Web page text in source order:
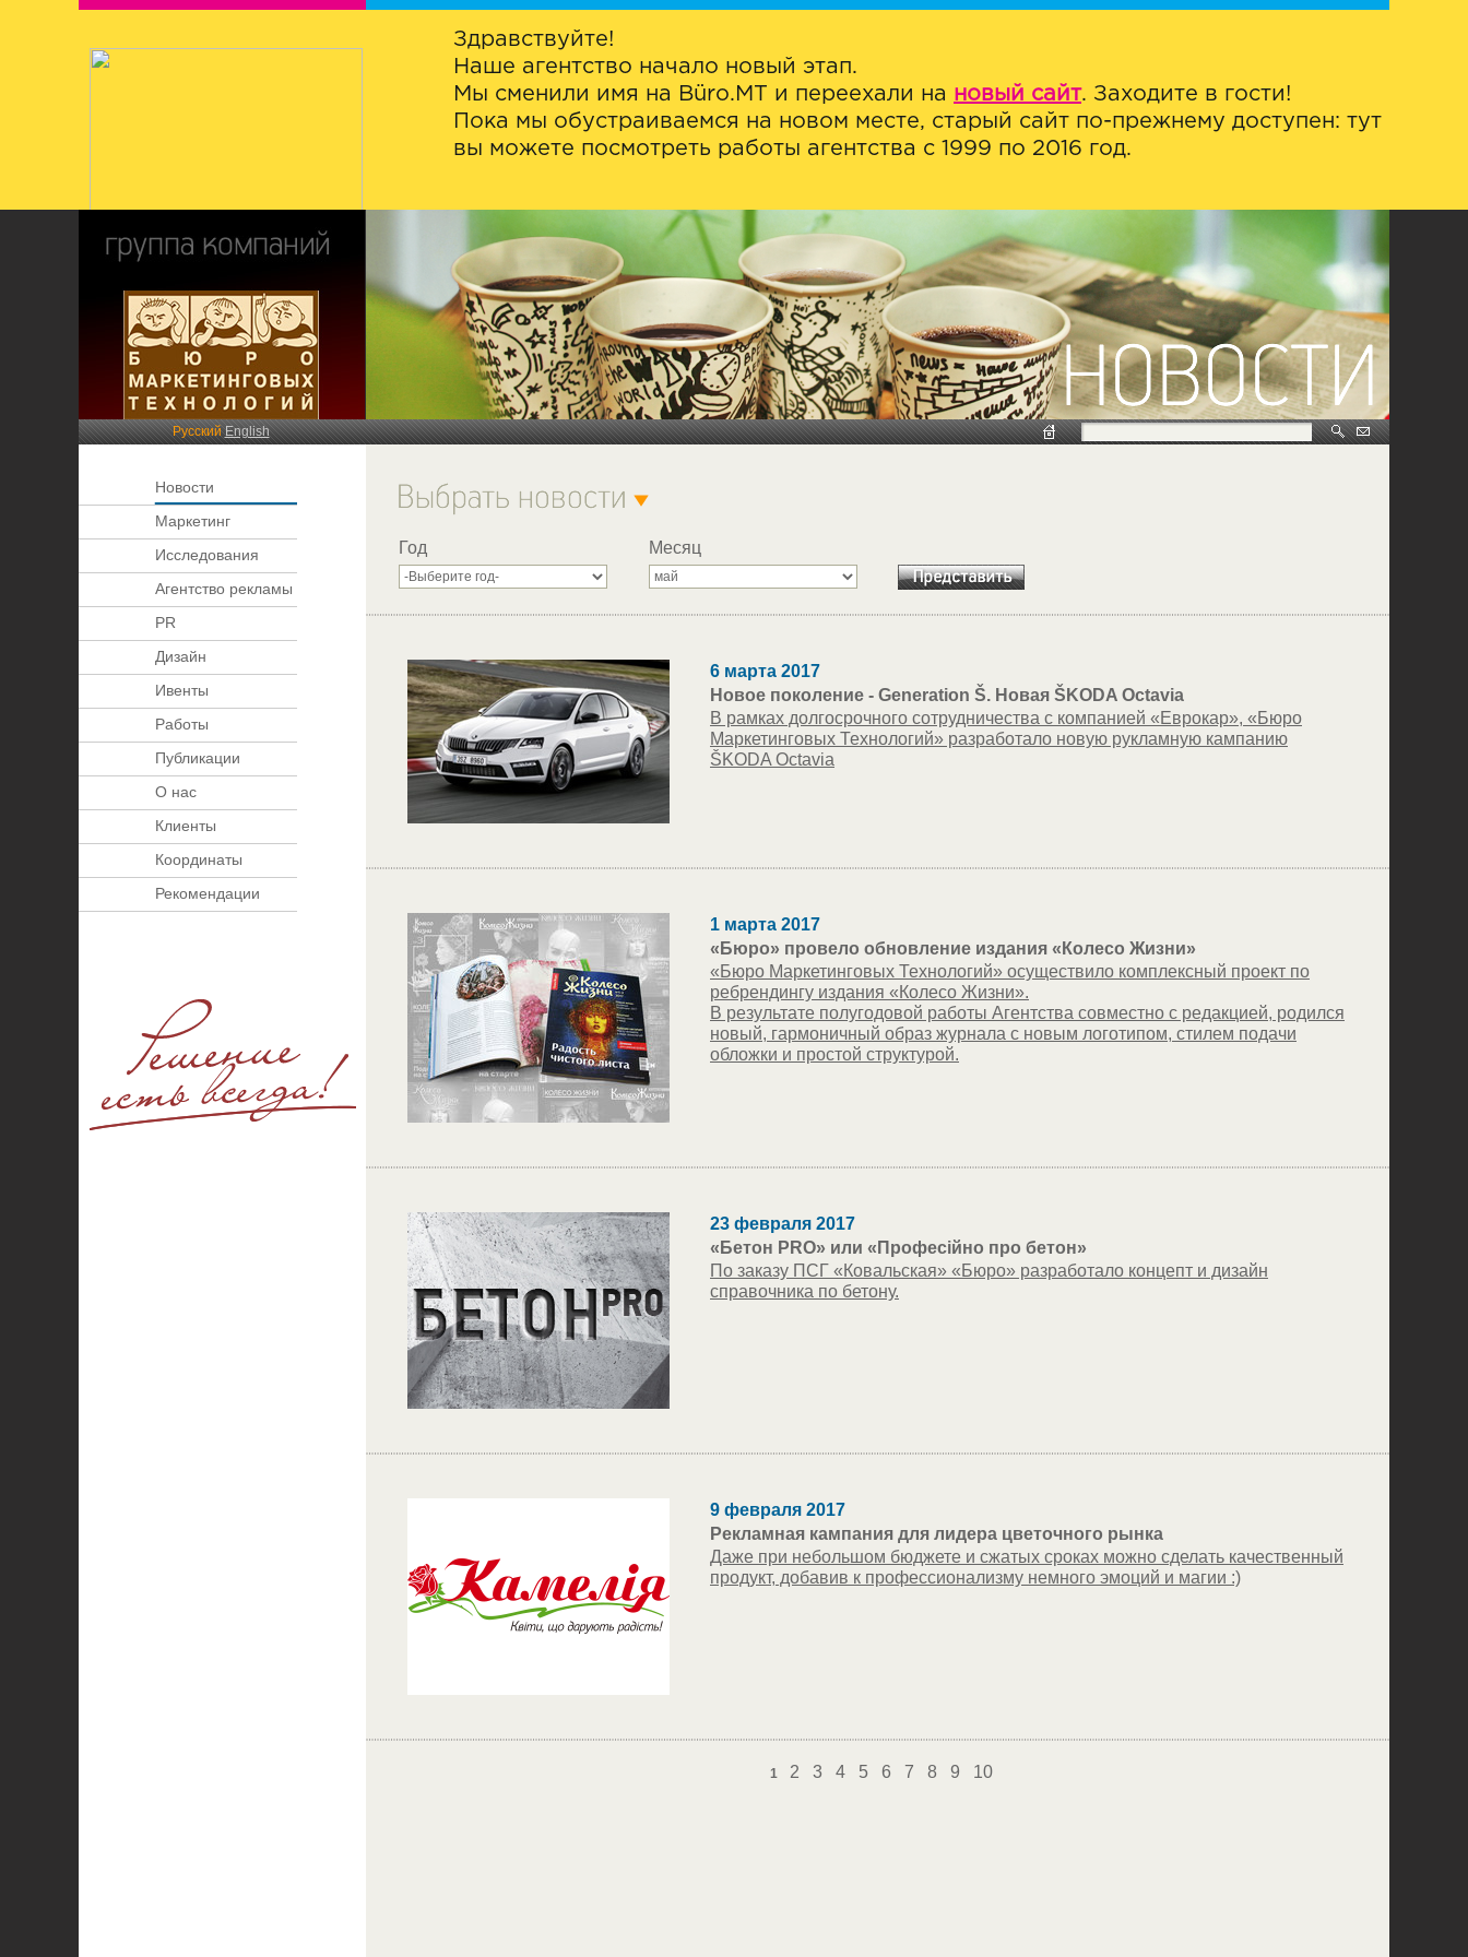
Здравствуйте!
Наше агентство начало новый этап.
Мы сменили имя на Büro.MT и переехали на новый сайт. Заходите в гости!
Пока мы обустраиваемся на новом месте, старый сайт по-прежнему доступен: тут
вы можете посмотреть работы агентства с 1999 по 2016 год.
РусскийEnglish
Новости
Маркетинг
Исследования
Агентство рекламы
PR
Дизайн
Ивенты
Работы
Публикации
О нас
Клиенты
Координаты
Рекомендации
Год Месяц
6 марта 2017
Новое поколение - Generation Š. Новая ŠKODA Octavia
В рамках долгосрочного сотрудничества с компанией «Еврокар», «Бюро
Маркетинговых Технологий» разработало новую рукламную кампанию
ŠKODA Octavia
1 марта 2017
«Бюро» провело обновление издания «Колесо Жизни»
«Бюро Маркетинговых Технологий» осуществило комплексный проект по
ребрендингу издания «Колесо Жизни».
В результате полугодовой работы Агентства совместно с редакцией, родился
новый, гармоничный образ журнала с новым логотипом, стилем подачи
обложки и простой структурой.
23 февраля 2017
«Бетон PRO» или «Професійно про бетон»
По заказу ПСГ «Ковальская» «Бюро» разработало концепт и дизайн
справочника по бетону.
9 февраля 2017
Рекламная кампания для лидера цветочного рынка
Даже при небольшом бюджете и сжатых сроках можно сделать качественный
продукт, добавив к профессионализму немного эмоций и магии :)
1 2 3 4 5 6 7 8 9 10